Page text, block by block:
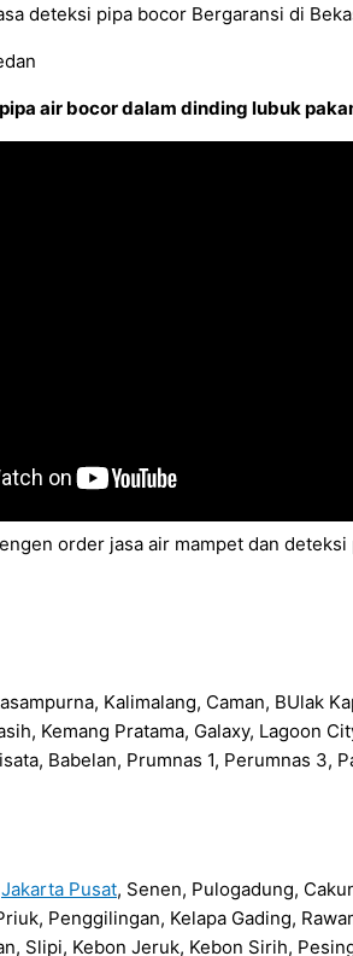
deteksi pipa bocor Bergaransi di
air bocor dalam dinding lubuk
order jasa air mampet dan
Kalimalang, Caman, BUlak
Kemang Pratama, Galaxy, Lagoon
Babelan, Prumnas 1, Perumnas 3,
Jakarta Pusat, Senen, Pulogadung,
Penggilingan, Kelapa Gading,
Slipi, Kebon Jeruk, Kebon Sirih,